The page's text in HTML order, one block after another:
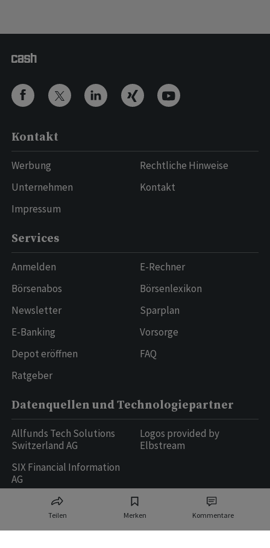
Teilen Merken Kommentare
Kontakt
Werbung
Unternehmen
Impressum
Rechtliche Hinweise
Kontakt
Services
Anmelden
Börsenabos
Newsletter
E-Banking
Depot eröffnen
Ratgeber
E-Rechner
Börsenlexikon
Sparplan
Vorsorge
FAQ
Datenquellen und Technologiepartner
Allfunds Tech Solutions
Switzerland AG
SIX Financial Information
AG
Logos provided by
Elbstream